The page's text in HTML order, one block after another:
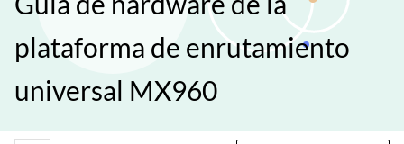
plataforma de enrutamiento
universal MX960